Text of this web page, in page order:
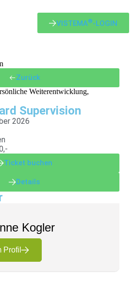
VISTEMA®-LOGIN
Zurück
Weiterentwicklung,
Supervision
2026
Ticket buchen
Details
Kogler
Profil